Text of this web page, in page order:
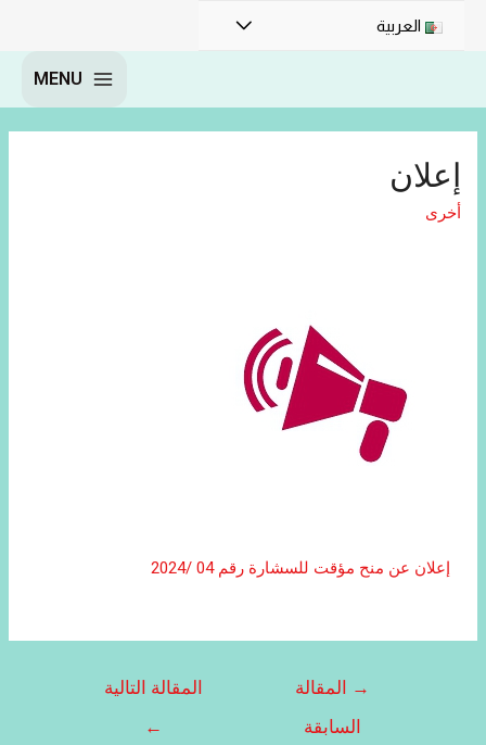
العربية
MENU
إعلان
أخرى
إعلان عن منح مؤقت للسشارة رقم 04 /2024
→ المقالة
السابقة
المقالة التالية
←